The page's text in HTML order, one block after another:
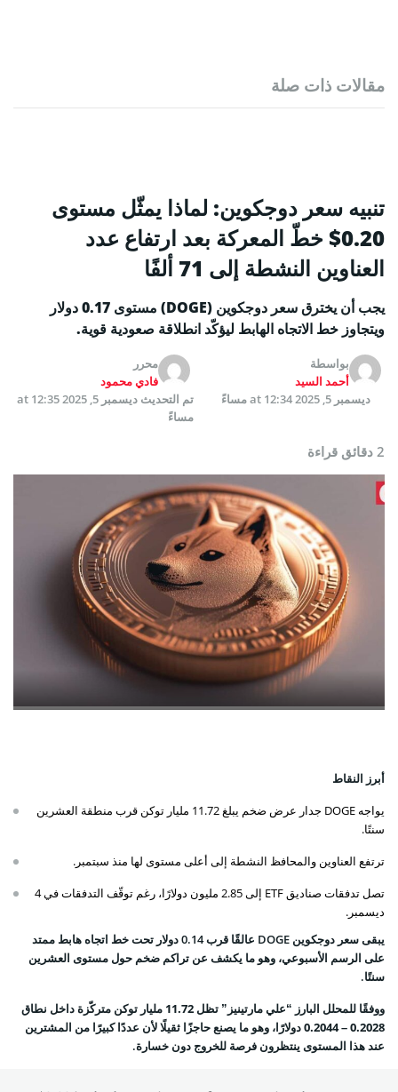
مقالات ذات صلة
تنبيه سعر دوجكوين: لماذا يمثّل مستوى
0.20$ خطّ المعركة بعد ارتفاع عدد
العناوين النشطة إلى 71 ألفًا
يجب أن يخترق سعر دوجكوين (DOGE) مستوى 0.17 دولار
ويتجاوز خط الاتجاه الهابط ليؤكّد انطلاقة صعودية قوية.
بواسطة
أحمد السيد
محرر
فادي محمود
ديسمبر 5, 2025 at 12:34 مساءً
تم التحديث
ديسمبر 5, 2025 at 12:35
مساءً
2 دقائق قراءة
أبرز النقاط
يواجه DOGE جدار عرض ضخم يبلغ 11.72 مليار توكن قرب منطقة العشرين
سنتًا.
ترتفع العناوين والمحافظ النشطة إلى أعلى مستوى لها منذ سبتمبر.
تصل تدفقات صناديق ETF إلى 2.85 مليون دولارًا، رغم توقّف التدفقات في 4
ديسمبر.
يبقى سعر دوجكوين DOGE عالقًا قرب 0.14 دولار تحت خط اتجاه هابط ممتد
على الرسم الأسبوعي، وهو ما يكشف عن تراكم ضخم حول مستوى العشرين
سنتًا.
ووفقًا للمحلل البارز “علي مارتينيز” تظل 11.72 مليار توكن
متركّزة داخل نطاق
0.2028 – 0.2044 دولارًا
، وهو ما يصنع حاجزًا ثقيلًا لأن عددًا كبيرًا من المشترين
عند هذا المستوى ينتظرون فرصة للخروج دون خسارة.